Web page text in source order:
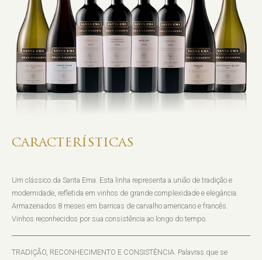
CARACTERÍSTICAS
Um clássico da Santa Ema. Esta linha representa a união de tradição e
modernidade, refletida em vinhos de grande complexidade e elegância.
Armazenados 8 meses em barricas de carvalho americano e francês.
Vinhos reconhecidos por sua consistência ao longo do tempo.
TRADIÇÃO, RECONHECIMENTO E CONSISTÊNCIA. Palavras que se